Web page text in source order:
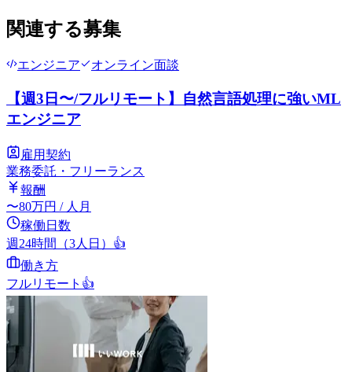
関連する募集
エンジニア オンライン面談
【週3日〜/フルリモート】自然言語処理に強いML
エンジニア
雇用契約
業務委託・フリーランス
報酬
〜80万円 / 人月
稼働日数
週24時間（3人日） 👍
働き方
フルリモート 👍